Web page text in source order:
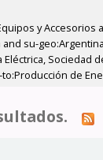
y Accesorios
su-
de